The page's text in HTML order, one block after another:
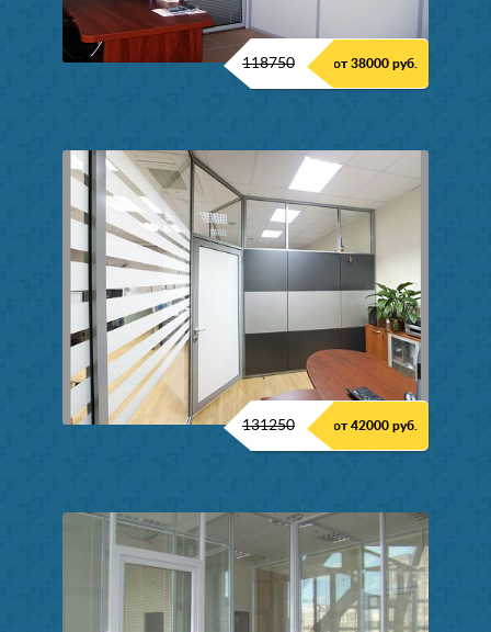
118750 от 38000 руб.
131250 от 42000 руб.